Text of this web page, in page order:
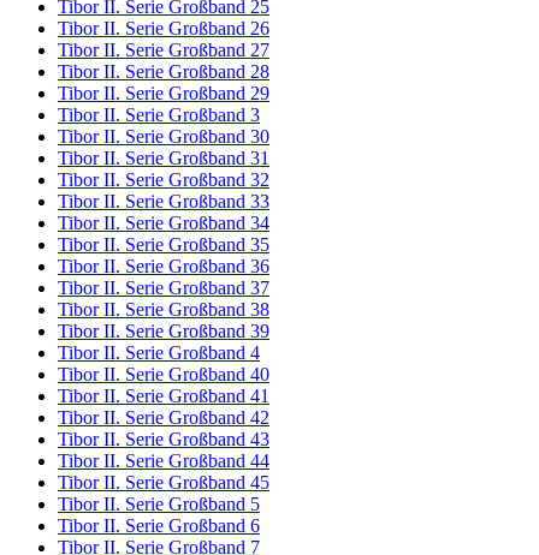
Tibor II. Serie Großband 25
Tibor II. Serie Großband 26
Tibor II. Serie Großband 27
Tibor II. Serie Großband 28
Tibor II. Serie Großband 29
Tibor II. Serie Großband 3
Tibor II. Serie Großband 30
Tibor II. Serie Großband 31
Tibor II. Serie Großband 32
Tibor II. Serie Großband 33
Tibor II. Serie Großband 34
Tibor II. Serie Großband 35
Tibor II. Serie Großband 36
Tibor II. Serie Großband 37
Tibor II. Serie Großband 38
Tibor II. Serie Großband 39
Tibor II. Serie Großband 4
Tibor II. Serie Großband 40
Tibor II. Serie Großband 41
Tibor II. Serie Großband 42
Tibor II. Serie Großband 43
Tibor II. Serie Großband 44
Tibor II. Serie Großband 45
Tibor II. Serie Großband 5
Tibor II. Serie Großband 6
Tibor II. Serie Großband 7